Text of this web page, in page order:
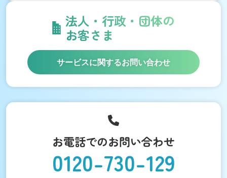
法人・行政・団体の
お客さま
サービスに関するお問い合わせ
お電話でのお問い合わせ
0120-730-129